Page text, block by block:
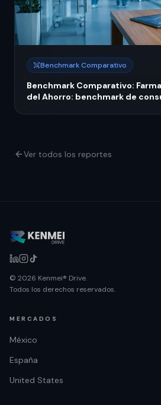
Benchmark Comparativo
Benchmark Comparativo:
del Ahorro: benchmark de
Ver todos los reportes
© 2026 Kenmei® Drive.
Todos los derechos reservados.
MERCADOS
México
España
United States